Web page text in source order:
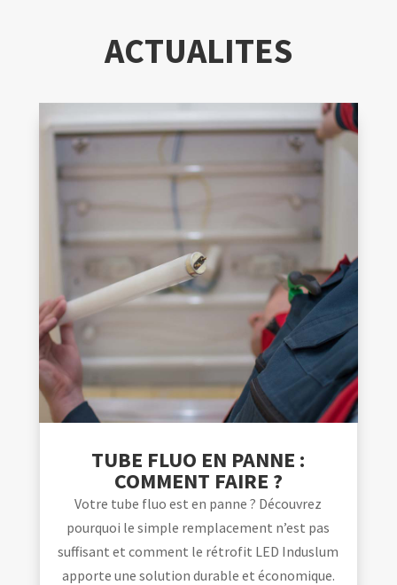
ACTUALITES
TUBE FLUO EN PANNE :
COMMENT FAIRE ?
Votre tube fluo est en panne ? Découvrez
pourquoi le simple remplacement n’est pas
suffisant et comment le rétrofit LED Induslum
apporte une solution durable et économique.